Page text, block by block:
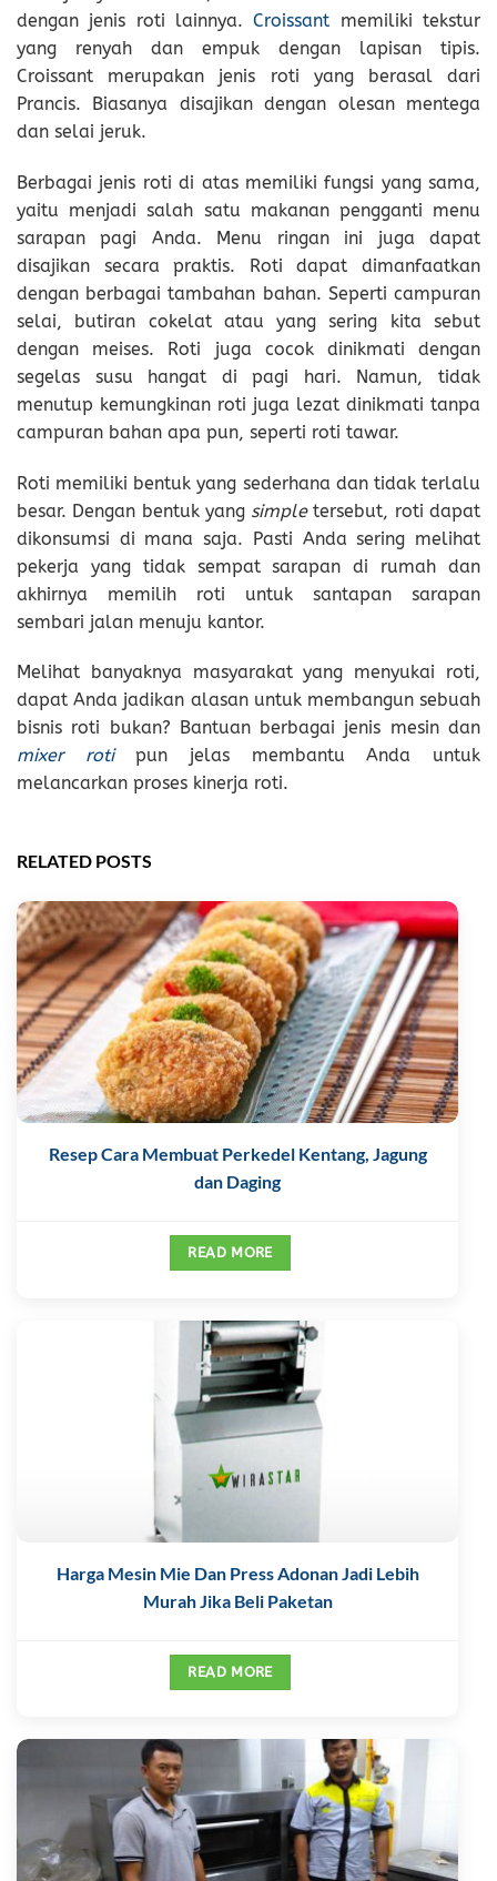
dengan jenis roti lainnya.Croissant memiliki tekstur
yang renyah dan empuk dengan lapisan tipis.
Croissant merupakan jenis roti yang berasal dari
Prancis. Biasanya disajikan dengan olesan mentega
dan selai jeruk.
Berbagai jenis roti di atas memiliki fungsi yang sama,
yaitu menjadi salah satu makanan pengganti menu
sarapan pagi Anda. Menu ringan ini juga dapat
disajikan secara praktis. Roti dapat dimanfaatkan
dengan berbagai tambahan bahan. Seperti campuran
selai, butiran cokelat atau yang sering kita sebut
dengan meises. Roti juga cocok dinikmati dengan
segelas susu hangat di pagi hari. Namun, tidak
menutup kemungkinan roti juga lezat dinikmati tanpa
campuran bahan apa pun, seperti roti tawar.
Roti memiliki bentuk yang sederhana dan tidak terlalu
besar. Dengan bentuk yang simpletersebut, roti dapat
dikonsumsi di mana saja. Pasti Anda sering melihat
pekerja yang tidak sempat sarapan di rumah dan
akhirnya memilih roti untuk santapan sarapan
sembari jalan menuju kantor.
Melihat banyaknya masyarakat yang menyukai roti,
dapat Anda jadikan alasan untuk membangun sebuah
bisnis roti bukan? Bantuan berbagai jenis mesin dan
mixer rotipun jelas membantu Anda untuk
melancarkan proses kinerja roti.
RELATED POSTS
Resep Cara Membuat Perkedel Kentang, Jagung
dan Daging
READ MORE
Harga Mesin Mie Dan Press Adonan Jadi Lebih
Murah Jika Beli Paketan
READ MORE